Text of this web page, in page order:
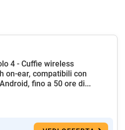
4 - Cuffie wireless
on-ear, compatibili con
fino a 50 ore di...